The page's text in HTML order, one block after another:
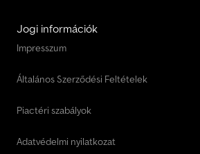
Jogi információk
Impresszum
Általános Szerződési Feltételek
Piactéri szabályok
Adatvédelmi nyilatkozat